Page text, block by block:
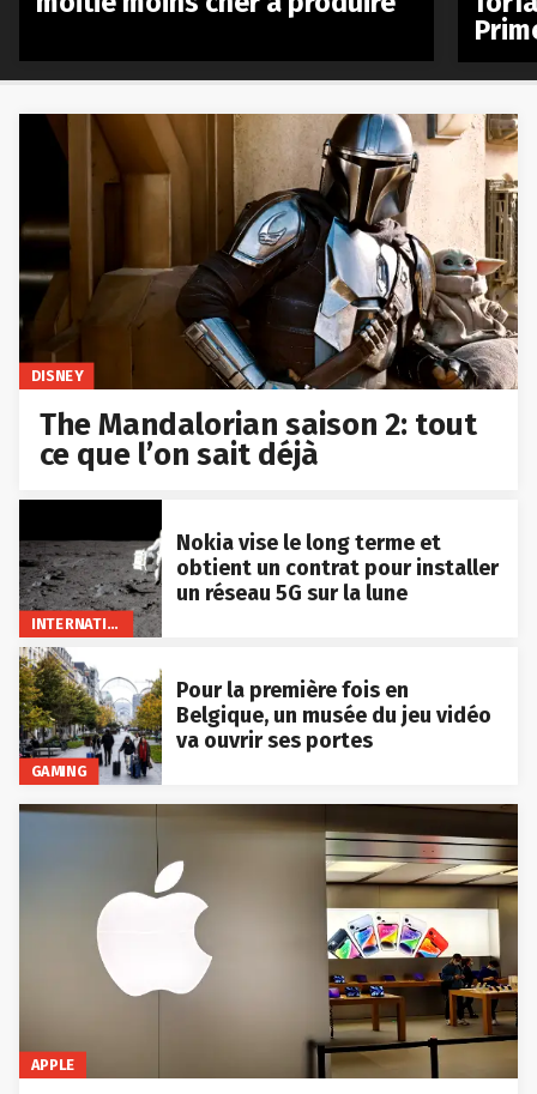
DISNEY
The Mandalorian saison 2: tout
ce que l’on sait déjà
INTERNATIONAL
Nokia vise le long terme et
obtient un contrat pour installer
un réseau 5G sur la lune
GAMING
Pour la première fois en
Belgique, un musée du jeu vidéo
va ouvrir ses portes
APPLE